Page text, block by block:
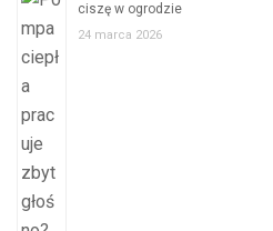
ciszę w ogrodzie
24 marca 2026